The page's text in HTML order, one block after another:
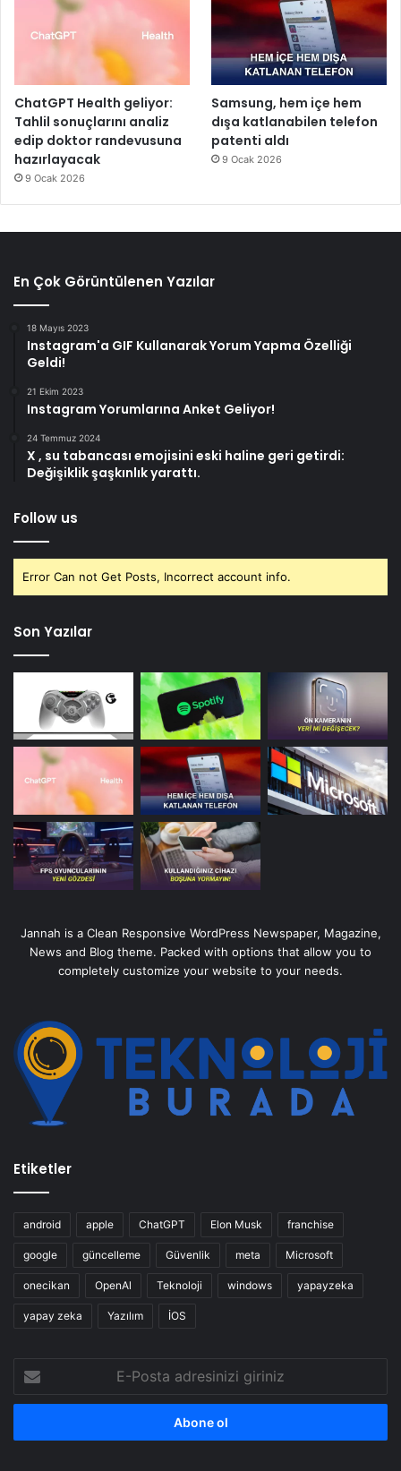
ChatGPT Health geliyor:
Tahlil sonuçlarını analiz
edip doktor randevusuna
hazırlayacak
9 Ocak 2026
Samsung, hem içe hem
dışa katlanabilen telefon
patenti aldı
9 Ocak 2026
En Çok Görüntülenen Yazılar
18 Mayıs 2023
Instagram'a GIF Kullanarak Yorum Yapma Özelliği
Geldi!
21 Ekim 2023
Instagram Yorumlarına Anket Geliyor!
24 Temmuz 2024
X , su tabancası emojisini eski haline geri getirdi:
Değişiklik şaşkınlık yarattı.
Follow us
Error Can not Get Posts, Incorrect account info.
Son Yazılar
Jannah is a Clean Responsive WordPress Newspaper, Magazine,
News and Blog theme. Packed with options that allow you to
completely customize your website to your needs.
Etiketler
android apple ChatGPT Elon Musk franchise
google güncelleme Güvenlik meta Microsoft
onecikan OpenAl Teknoloji windows yapayzeka
yapay zeka Yazılım İOS
Posta
adresinizi